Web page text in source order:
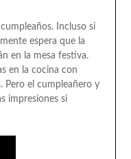
Incluso si
espera que la
en la mesa festiva.
en la cocina con
Pero el cumpleañero y
impresiones si